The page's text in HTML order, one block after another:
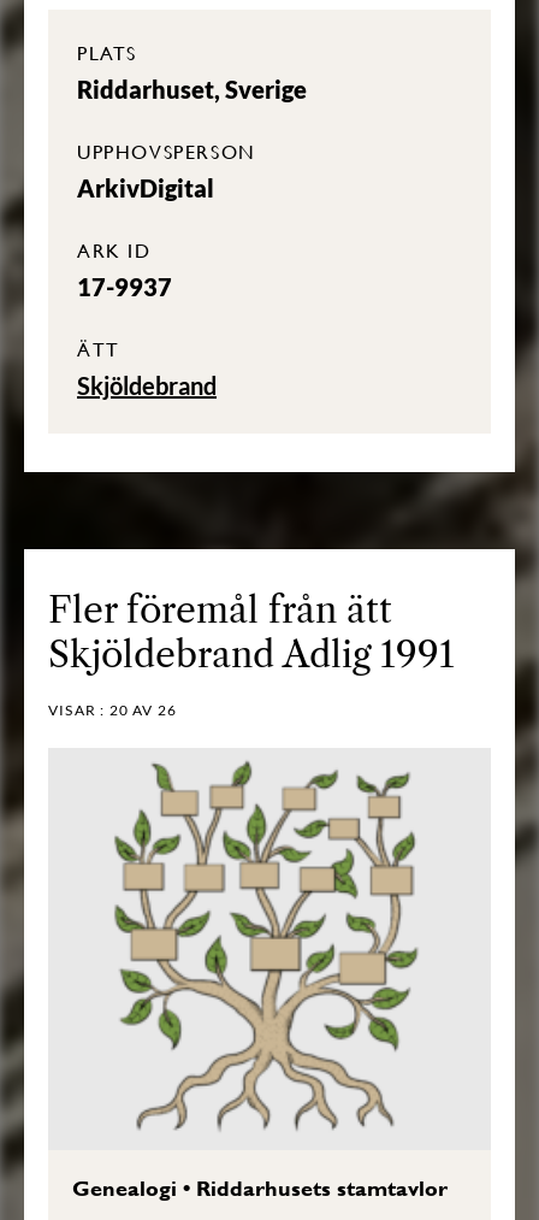
PLATS
Riddarhuset, Sverige
UPPHOVSPERSON
ArkivDigital
ARK ID
17-9937
ÄTT
Skjöldebrand
Fler föremål från ätt
Skjöldebrand Adlig 1991
VISAR : 20 AV 26
Genealogi • Riddarhusets stamtavlor